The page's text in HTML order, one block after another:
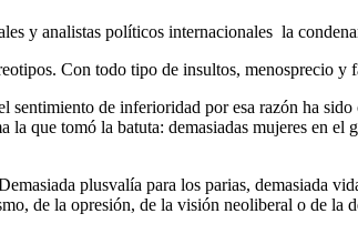
y analistas políticos internacionales la
Con todo tipo de insultos, menosprecio y
de inferioridad por esa razón ha
que tomó la batuta: demasiadas mujeres en
plusvalía para los parias, demasiada
de la opresión, de la visión neoliberal o de la